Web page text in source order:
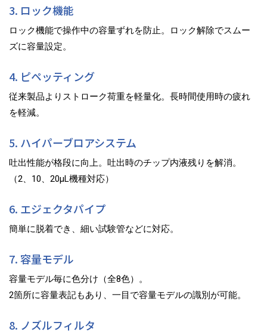
3. ロック機能
ロック機能で操作中の容量ずれを防止。ロック解除でスムー
ズに容量設定。
4. ピペッティング
従来製品よりストローク荷重を軽量化。長時間使用時の疲れ
を軽減。
5. ハイパーブロアシステム
吐出性能が格段に向上。吐出時のチップ内液残りを解消。
（2、10、20μL機種対応）
6. エジェクタパイプ
簡単に脱着でき、細い試験管などに対応。
7. 容量モデル
容量モデル毎に色分け（全8色）。
2箇所に容量表記もあり、一目で容量モデルの識別が可能。
8. ノズルフィルタ